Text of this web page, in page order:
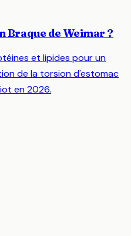
Braque de Weimar ?
et lipides pour un
de la torsion d'estomac
en 2026.